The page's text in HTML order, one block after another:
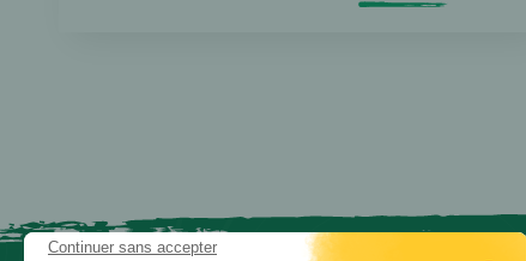
Continuer sans accepter